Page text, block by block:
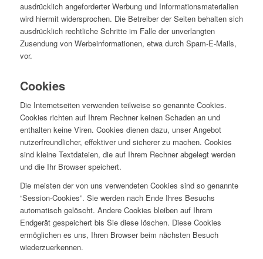
ausdrücklich angeforderter Werbung und Informationsmaterialien
wird hiermit widersprochen. Die Betreiber der Seiten behalten sich
ausdrücklich rechtliche Schritte im Falle der unverlangten
Zusendung von Werbeinformationen, etwa durch Spam-E-Mails,
vor.
Cookies
Die Internetseiten verwenden teilweise so genannte Cookies.
Cookies richten auf Ihrem Rechner keinen Schaden an und
enthalten keine Viren. Cookies dienen dazu, unser Angebot
nutzerfreundlicher, effektiver und sicherer zu machen. Cookies
sind kleine Textdateien, die auf Ihrem Rechner abgelegt werden
und die Ihr Browser speichert.
Die meisten der von uns verwendeten Cookies sind so genannte
“Session-Cookies”. Sie werden nach Ende Ihres Besuchs
automatisch gelöscht. Andere Cookies bleiben auf Ihrem
Endgerät gespeichert bis Sie diese löschen. Diese Cookies
ermöglichen es uns, Ihren Browser beim nächsten Besuch
wiederzuerkennen.